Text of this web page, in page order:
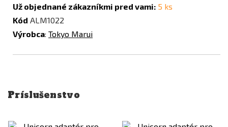
Už objednané zákazníkmi pred vami: 5 ks
Kód ALM1022
Výrobca: Tokyo Marui
Príslušenstvo